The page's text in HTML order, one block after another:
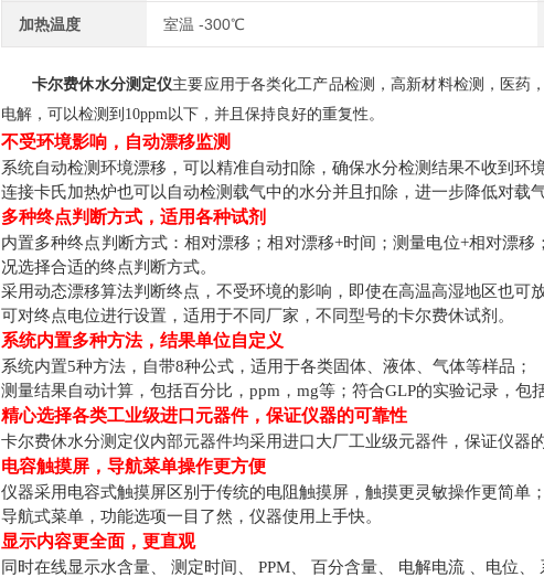
加热温度 室温 -300℃
卡尔费休水分测定仪主要应用于各类化工产品检测，高新材料检测，医药
电解，可以检测到 10ppm以下，并且保持良好的重复性。
不受环境影响，自动漂移监测
系统自动检测环境漂移，可以精准自动扣除，确保水分检测结果不收到环
连接卡氏加热炉也可以自动检测载气中的水分并且扣除，进一步降低对载
多种终点判断方式，适用各种试剂
内置多种终点判断方式：相对漂移；相对漂移+时间；测量电位+相对漂移
况选择合适的终点判断方式。
采用动态漂移算法判断终点，不受环境的影响，即使在高温高湿地区也可
可对终点电位进行设置，适用于不同厂家，不同型号的卡尔费休试剂。
系统内置多种方法，结果单位自定义
系统内置5种方法，自带8种公式，适用于各类固体、液体、气体等样品；
测量结果自动计算，包括百分比， ppm ， mg等；符合GLP的实验记录，包
精心选择各类工业级进口元器件，保证仪器的可靠性
卡尔费休水分测定仪内部元器件均采用进口大厂工业级元器件，保证仪器
电容触摸屏，导航菜单操作更方便
仪器采用电容式触摸屏区别于传统的电阻触摸屏，触摸更灵敏操作更简单；
导航式菜单，功能选项一目了然，仪器使用上手快。
显示内容更全面，更直观
同时在线显示水含量、 测定时间、 PPM 、 百分含量、 电解电流 、电位